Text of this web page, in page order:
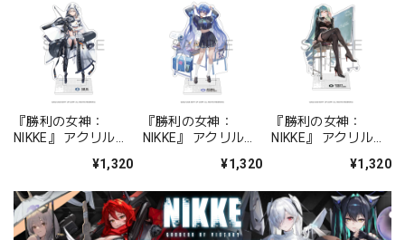
『勝利の女神：
NIKKE』 アクリルス
¥1,320
『勝利の女神：
NIKKE』 アクリルス
ォーチュンメイト
¥1,320
『勝利の女神：
NIKKE』 アクリルス
シャープレッスン
¥1,320